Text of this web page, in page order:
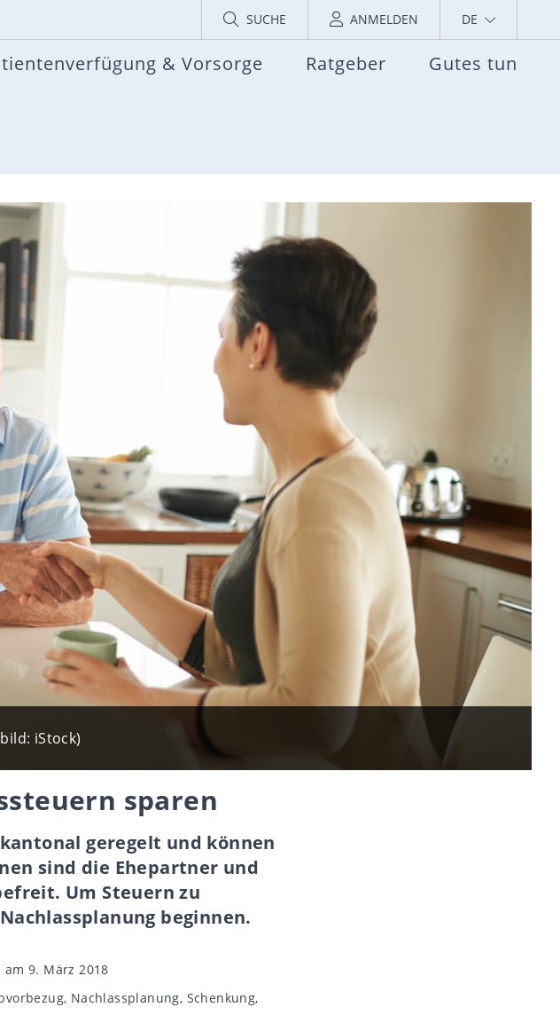
SUCHE ANMELDEN DE
& Vorsorge Ratgeber Gutes tun
iStock)
sparen
geregelt und können
sind die Ehepartner und
Um Steuern zu
beginnen.
am 9. März 2018
, Nachlassplanung, Schenkung,